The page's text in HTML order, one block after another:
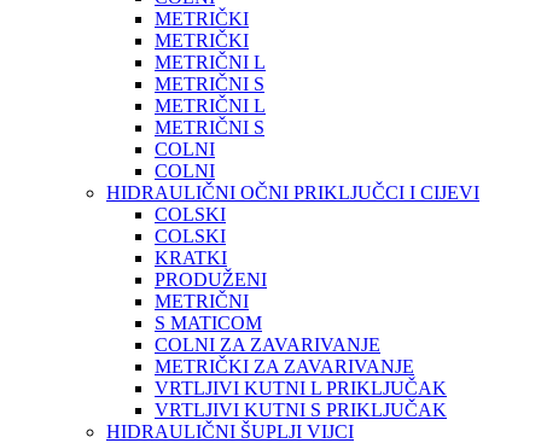
METRIČKI
METRIČKI
METRIČNI L
METRIČNI S
METRIČNI L
METRIČNI S
COLNI
COLNI
HIDRAULIČNI OČNI PRIKLJUČCI I CIJEVI
COLSKI
COLSKI
KRATKI
PRODUŽENI
METRIČNI
S MATICOM
COLNI ZA ZAVARIVANJE
METRIČKI ZA ZAVARIVANJE
VRTLJIVI KUTNI L PRIKLJUČAK
VRTLJIVI KUTNI S PRIKLJUČAK
HIDRAULIČNI ŠUPLJI VIJCI